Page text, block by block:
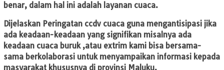
benar, dalam hal ini adalah layanan cuaca.
Dijelaskan Peringatan ccdv cuaca guna mengantisipasi jika
ada keadaan-keadaan yang signifikan misalnya ada
keadaan cuaca buruk ,atau extrim kami bisa bersama-
sama berkolaborasi untuk menyampaikan informasi kepada
masyarakat khususnya di provinsi Maluku.